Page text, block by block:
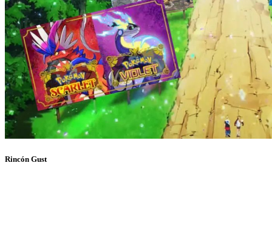
Rincón Gust